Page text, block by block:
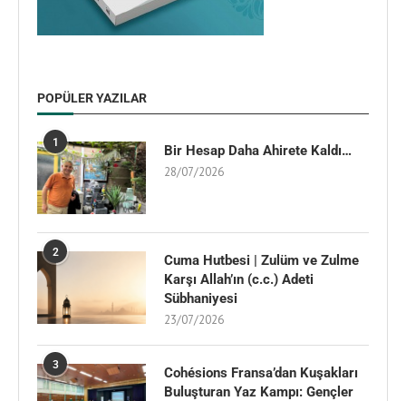
POPÜLER YAZILAR
1 Bir Hesap Daha Ahirete Kaldı…
28/07/2026
2
Cuma Hutbesi | Zulüm ve Zulme
Karşı Allah’ın (c.c.) Adeti
Sübhaniyesi
23/07/2026
3
Cohésions Fransa’dan Kuşakları
Buluşturan Yaz Kampı: Gençler